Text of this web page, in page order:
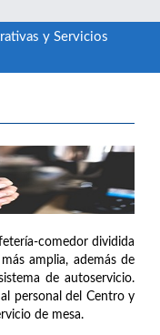
y Servicios
comedor dividida
amplia, además de
de autoservicio.
personal del Centro y
de mesa.